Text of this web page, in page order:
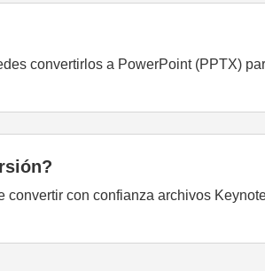
convertirlos a PowerPoint (PPTX)
con confianza archivos